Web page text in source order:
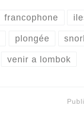
francophone
plongée
venir a lombok